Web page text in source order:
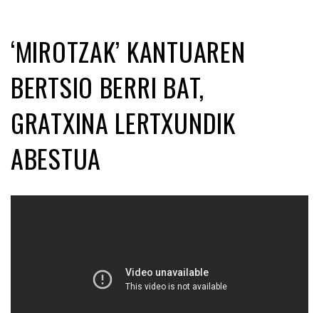
‘MIROTZAK’ KANTUAREN
BERTSIO BERRI BAT,
GRATXINA LERTXUNDIK
ABESTUA